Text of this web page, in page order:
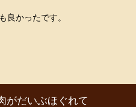
良かったです。
がだいぶほぐれて